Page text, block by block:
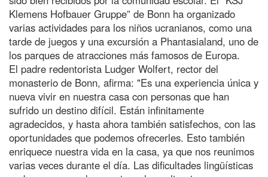
Klemens Hofbauer Gruppe” de Bonn ha organizado
varias actividades para los niños ucranianos, como una
tarde de juegos y una excursión a Phantasialand, uno de
los parques de atracciones más famosos de Europa.
El padre redentorista Ludger Wolfert, rector del
monasterio de Bonn, afirma: "Es una experiencia única y
nueva vivir en nuestra casa con personas que han
sufrido un destino difícil. Están infinitamente
agradecidos, y hasta ahora también satisfechos, con las
oportunidades que podemos ofrecerles. Esto también
enriquece nuestra vida en la casa, ya que nos reunimos
varias veces durante el día. Las dificultades lingüísticas